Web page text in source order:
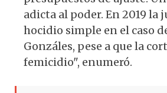
adicta al poder. En 2019 la
hocidio simple en el caso
Gonzáles, pese a que la
femicidio", enumeró.